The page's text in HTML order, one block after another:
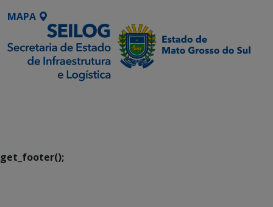
MAPA
get_footer();